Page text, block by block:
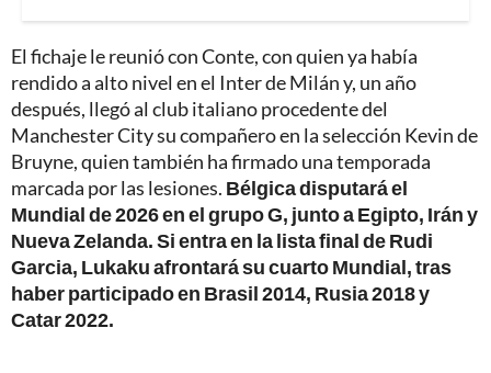
El fichaje le reunió con Conte, con quien ya había
rendido a alto nivel en el Inter de Milán y, un año
después, llegó al club italiano procedente del
Manchester City su compañero en la selección Kevin de
Bruyne, quien también ha firmado una temporada
marcada por las lesiones. Bélgica disputará el
Mundial de 2026 en el grupo G, junto a Egipto, Irán y
Nueva Zelanda. Si entra en la lista final de Rudi
Garcia, Lukaku afrontará su cuarto Mundial, tras
haber participado en Brasil 2014, Rusia 2018 y
Catar 2022.